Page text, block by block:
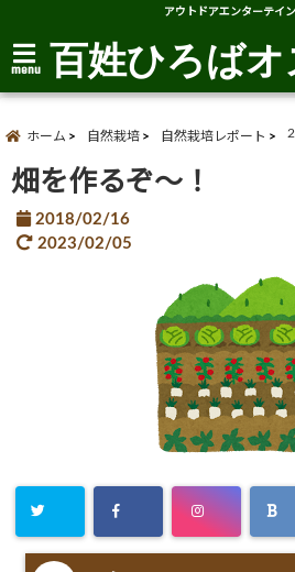
アウトドアエンターテイ
menu 百姓ひろば
ホーム 自然栽培 自然栽培レポート
畑を作るぞ～！
2018/02/16
2023/02/05